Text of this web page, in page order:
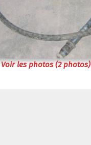
Voir les photos (2 photos)